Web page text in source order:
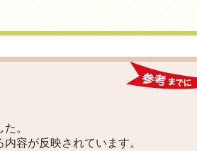
。
容が反映されています。